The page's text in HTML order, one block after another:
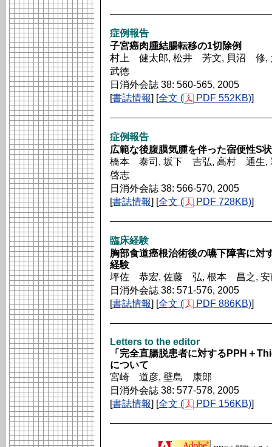
症例報告
子宮癌肉腫結腸転移の1切除例
村上 健太郎, 松井 芳文, 貝沼
武徳
日消外会誌 38: 560-565, 2005
[書誌情報] [全文 ( PDF 552KB)]
症例報告
広範な後腹膜気腫を伴った宿便性S
橋本 泰司, 坂下 吉弘, 高村 通
啓志
日消外会誌 38: 566-570, 2005
[書誌情報] [全文 ( PDF 728KB)]
臨床経験
胸部食道癌根治術後の嚥下障害に対
経験
坪佐 恭宏, 佐藤 弘, 根本 昌之,
日消外会誌 38: 571-576, 2005
[書誌情報] [全文 ( PDF 886KB)]
Letters to the editor
「完全直腸脱患者に対するPPH＋
について
宮崎 道彦, 壁島 康郎
日消外会誌 38: 577-578, 2005
[書誌情報] [全文 ( PDF 156KB)]